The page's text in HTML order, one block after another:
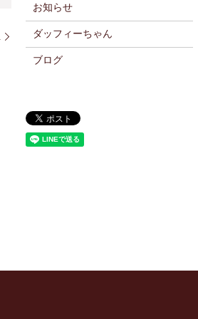
お知らせ
ダッフィーちゃん
ブログ